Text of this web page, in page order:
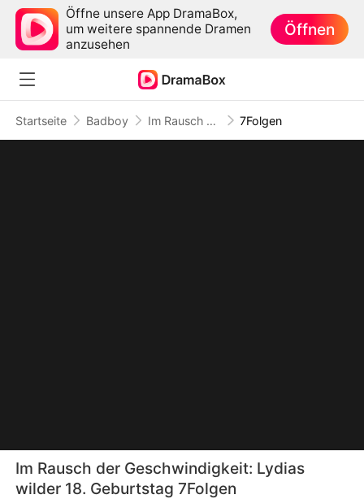
Öffne unsere App DramaBox,
um weitere spannende Dramen
anzusehen
Öffnen
Startseite Badboy Im Rausch der Geschwindigkeit: Lydias wilder 18. Geburtstag 7Folgen
Im Rausch der Geschwindigkeit: Lydias
wilder 18. Geburtstag 7Folgen